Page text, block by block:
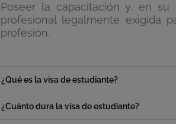
Poseer la capacitación y, en su
profesional legalmente exigida
profesión.
¿Qué es la visa de estudiante?
¿Cuánto dura la visa de estudiante?